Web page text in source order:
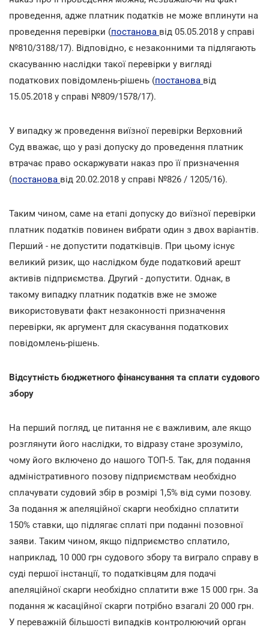
проведення, адже платник податків не може вплинути на
проведення перевірки (постанова від 05.05.2018 у справі
№810/3188/17). Відповідно, є незаконними та підлягають
скасуванню наслідки такої перевірки у вигляді
податкових повідомлень-рішень (постанова від
15.05.2018 у справі №809/1578/17).
У випадку ж проведення виїзної перевірки Верховний
Суд вважає, що у разі допуску до проведення платник
втрачає право оскаржувати наказ про її призначення
(постанова від 20.02.2018 у справі №826 / 1205/16).
Таким чином, саме на етапі допуску до виїзної перевірки
платник податків повинен вибрати один з двох варіантів.
Перший - не допустити податківців. При цьому існує
великий ризик, що наслідком буде податковий арешт
активів підприємства. Другий - допустити. Однак, в
такому випадку платник податків вже не зможе
використовувати факт незаконності призначення
перевірки, як аргумент для скасування податкових
повідомлень-рішень.
Відсутність бюджетного фінансування та сплати судового
збору
На перший погляд, це питання не є важливим, але якщо
розглянути його наслідки, то відразу стане зрозуміло,
чому його включено до нашого ТОП-5. Так, для подання
адміністративного позову підприємствам необхідно
сплачувати судовий збір в розмірі 1,5% від суми позову.
За подання ж апеляційної скарги необхідно сплатити
150% ставки, що підлягає сплаті при поданні позовної
заяви. Таким чином, якщо підприємство сплатило,
наприклад, 10 000 грн судового збору та виграло справу в
суді першої інстанції, то податківцям для подачі
апеляційної скарги необхідно сплатити вже 15 000 грн. За
подання ж касаційної скарги потрібно взагалі 20 000 грн.
У переважній більшості випадків контролюючий орган